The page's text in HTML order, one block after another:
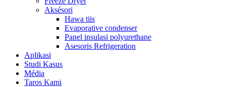
Aksésori
Hawa tiis
Evaporative condenser
Panel insulasi polyurethane
Asesoris Refrigeration
Aplikasi
Studi Kasus
Média
Taros Kami